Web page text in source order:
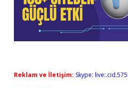
Reklam ve İletişim: Skype: